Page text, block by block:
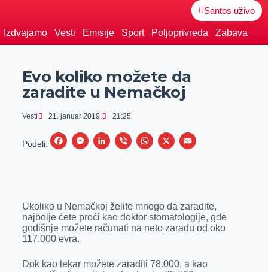
Santos uživo
Izdvajamo Vesti Emisije Sport Poljoprivreda Zabava
Evo koliko možete da
zaradite u Nemačkoj
Vesti 21. januar 2019. 21:25
Podeli:
F
b
o
o
k
M
e
n
L
e
d
V
r
W
s
A
p
X
E
l
Ukoliko u Nemačkoj želite mnogo da zaradite,
najbolje ćete proći kao doktor stomatologije, gde
godišnje možete računati na neto zaradu od oko
117.000 evra.
Dok kao lekar možete zaraditi 78.000, a kao